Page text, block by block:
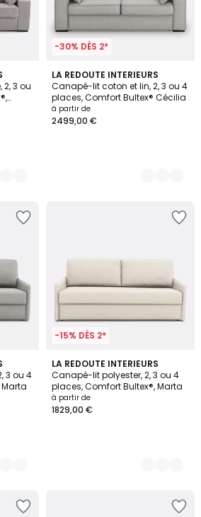
3 ou
-30% DÈS 2*
LA REDOUTE INTERIEURS
Canapé-lit coton et lin, 2, 3 ou 4
places, Comfort Bultex® Cécilia
à partir de
2499,00 €
3
Couleurs
3 ou 4
-15% DÈS 2*
LA REDOUTE INTERIEURS
Canapé-lit polyester, 2, 3 ou 4
places, Comfort Bultex®, Marta
à partir de
1829,00 €
3
Couleurs